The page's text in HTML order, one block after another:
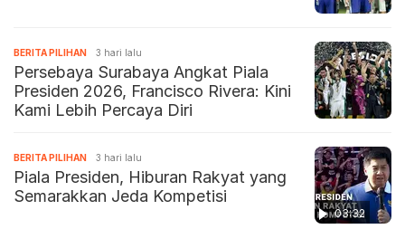
BERITA PILIHAN 3 hari lalu
Persebaya Surabaya Angkat Piala
Presiden 2026, Francisco Rivera: Kini
Kami Lebih Percaya Diri
03:32
BERITA PILIHAN 3 hari lalu
Piala Presiden, Hiburan Rakyat yang
Semarakkan Jeda Kompetisi